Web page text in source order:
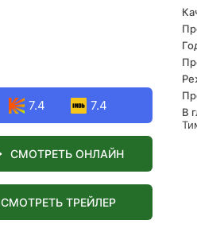
7.4 7.4
СМОТРЕТЬ ОНЛАЙН
СМОТРЕТЬ ТРЕЙЛЕР
к
В